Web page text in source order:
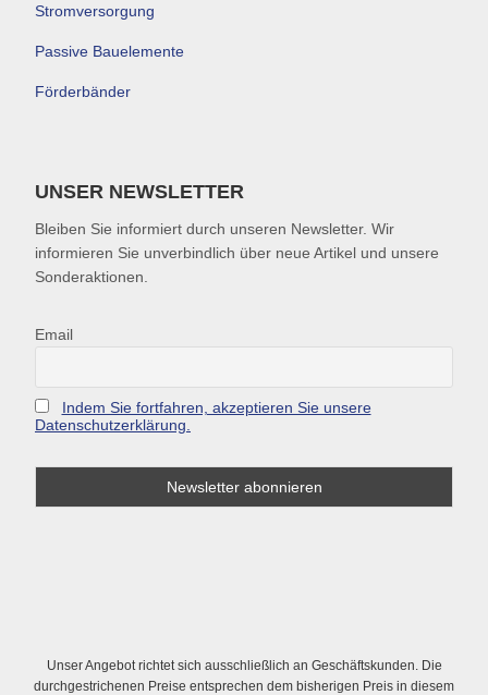
Stromversorgung
Passive Bauelemente
Förderbänder
UNSER NEWSLETTER
Bleiben Sie informiert durch unseren Newsletter. Wir
informieren Sie unverbindlich über neue Artikel und unsere
Sonderaktionen.
Email
Indem Sie fortfahren, akzeptieren Sie unsere
Datenschutzerklärung.
Unser Angebot richtet sich ausschließlich an Geschäftskunden. Die
durchgestrichenen Preise entsprechen dem bisherigen Preis in diesem